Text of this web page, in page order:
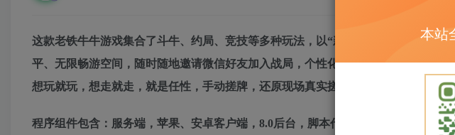
这款老铁牛牛游戏集合了斗牛、约局、竞技等多种玩法，以“新业务、新角度、新渠
平、无限畅游空间，随时随地邀请微信好友加入战局，个性化游戏设置，安全、公
想玩就玩，想走就走，就是任性，手动搓牌，还原现场真实搓牌感受。
程序组件包含：服务端，苹果、安卓客户端，8.0后台，脚本代码，数据库。附带最
本站